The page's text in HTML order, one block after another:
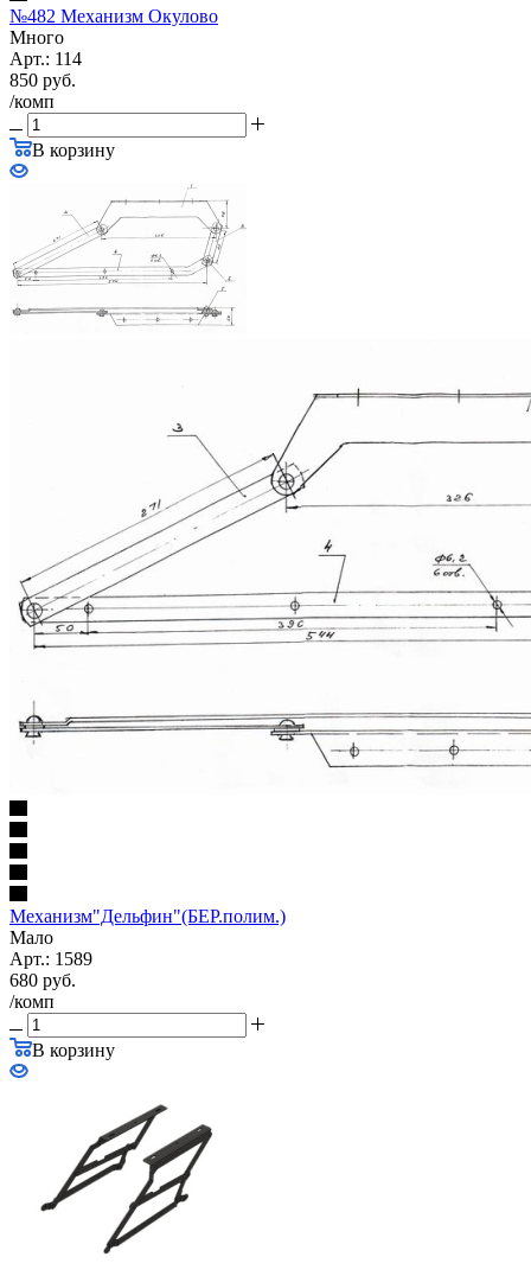
№482 Механизм Окулово
Много
Арт.: 114
850 руб.
/комп
В корзину
Механизм"Дельфин"(БЕР.полим.)
Мало
Арт.: 1589
680 руб.
/комп
В корзину